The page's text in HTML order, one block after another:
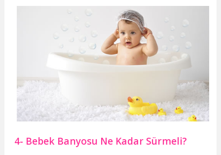
4- Bebek Banyosu Ne Kadar Sürmeli?